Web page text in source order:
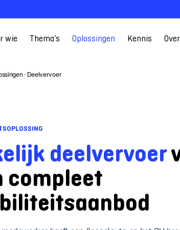
wie Thema’s Oplossingen Kennis
· Deelvervoer
deelvervoer
compleet